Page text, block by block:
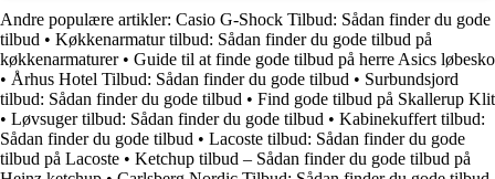
Andre populære artikler: Casio G-Shock Tilbud: Sådan finder du gode
tilbud • Køkkenarmatur tilbud: Sådan finder du gode tilbud på
køkkenarmaturer• Guide til at finde gode tilbud på herre Asics løbesko
• Århus Hotel Tilbud: Sådan finder du gode tilbud • Surbundsjord
tilbud: Sådan finder du gode tilbud • Find gode tilbud på Skallerup Klit
• Løvsuger tilbud: Sådan finder du gode tilbud • Kabinekuffert tilbud:
Sådan finder du gode tilbud • Lacoste tilbud: Sådan finder du gode
tilbud på Lacoste • Ketchup tilbud – Sådan finder du gode tilbud på